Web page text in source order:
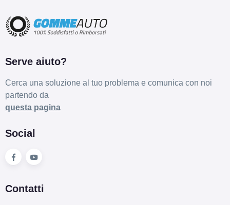
Serve aiuto?
Cerca una soluzione al tuo problema e comunica con noi
partendo da
questa pagina
Social
Contatti